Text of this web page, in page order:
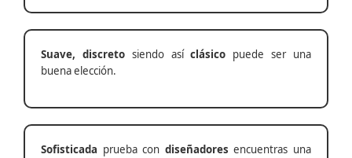
Suave, discretosiendo asíclásico puede ser una
buena elección.
Sofisticada prueba con diseñadores encuentras una